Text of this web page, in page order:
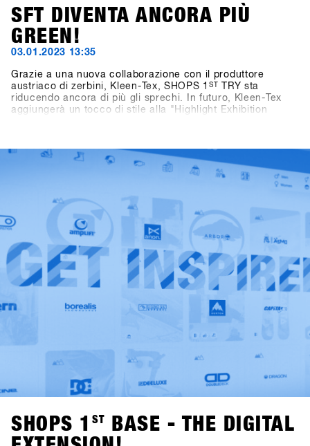
SFT DIVENTA ANCORA PIÙ
GREEN!
03.01.2023 13:35
Grazie a una nuova collaborazione con il produttore
austriaco di zerbini, Kleen-Tex, SHOPS 1 ST
TRY sta
riducendo ancora di più gli sprechi. In futuro, Kleen-Tex
aggiungerà un tocco di stile alla "Highlight Exhibition
ogni anno. Grazie alla ristorazione ecologica, agli stand
espositivi riutilizzabili, al sistema di raccolta differenziata
perfettamente funzionante e al "sistema di lavaggio dei
SHOPS 1ST TRY soddisfa già le linee guida per il certificato
austriaco "Green Meeting". La collaborazione con Kleen-
Tex rende poi l'evento una delle fiere più rispettose
dell'ambiente nel settore degli articoli sportivi.
SHOPS 1 ST
BASE - THE DIGITAL